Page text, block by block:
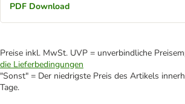
PDF Download
Preise inkl. MwSt. UVP = unverbindliche
die Lieferbedingungen
"Sonst" = Der niedrigste Preis des Artikels
Tage.